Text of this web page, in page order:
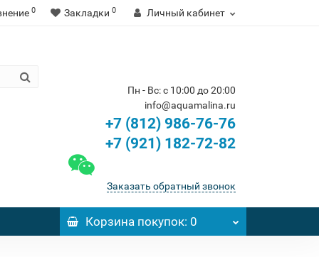
0 Закладки 0 Личный кабинет
Пн - Вс: с 10:00 до 20:00
info@aquamalina.ru
+7 (812) 986-76-76
+7 (921) 182-72-82
Заказать обратный звонок
Корзинапокупок: 0